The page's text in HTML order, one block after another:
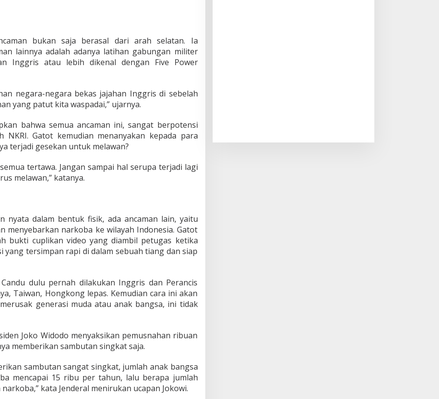
bukan saja berasal dari arah selatan. Ia
lainnya adalah adanya latihan gabungan militer
Inggris atau lebih dikenal dengan Five Power
negara-negara bekas jajahan Inggris di sebelah
yang patut kita waspadai,” ujarnya.
bahwa semua ancaman ini, sangat berpotensi
NKRI. Gatot kemudian menanyakan kepada para
terjadi gesekan untuk melawan?
tertawa. Jangan sampai hal serupa terjadi lagi
melawan,” katanya.
nyata dalam bentuk fisik, ada ancaman lain, yaitu
menyebarkan narkoba ke wilayah Indonesia. Gatot
bukti cuplikan video yang diambil petugas ketika
tersimpan rapi di dalam sebuah tiang dan siap
dulu pernah dilakukan Inggris dan Perancis
Taiwan, Hongkong lepas. Kemudian cara ini akan
generasi muda atau anak bangsa, ini tidak
Joko Widodo menyaksikan pemusnahan ribuan
memberikan sambutan singkat saja.
sambutan sangat singkat, jumlah anak bangsa
mencapai 15 ribu per tahun, lalu berapa jumlah
kata Jenderal menirukan ucapan Jokowi.